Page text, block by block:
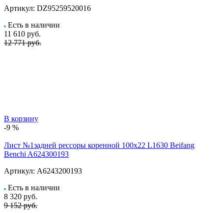
Артикул: DZ95259520016
Есть в наличии
11 610 руб.
12 771 руб.
В корзину
-9 %
Лист №1задней рессоры коренной 100х22 L1630 Beifang
Benchi A624300193
Артикул: A6243200193
Есть в наличии
8 320 руб.
9 152 руб.